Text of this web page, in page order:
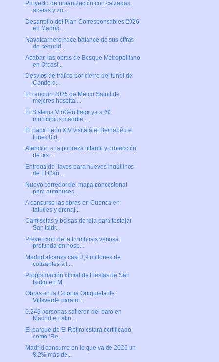
Proyecto de urbanización con calzadas,
aceras y zo...
Desarrollo del Plan Corresponsables 2026
en Madrid...
Navalcarnero hace balance de sus cifras
de segurid...
Acaban las obras de Bosque Metropolitano
en Orcasi...
Desvíos de tráfico por cierre del túnel de
Conde d...
El ranquin 2025 de Merco Salud de
mejores hospital...
El Sistema VioGén llega ya a 60
municipios madrile...
El papa León XIV visitará el Bernabéu el
lunes 8 d...
Atención a la pobreza infantil y protección
de las...
Entrega de llaves para nuevos inquilinos
de El Cañ...
Nuevo corredor del mapa concesional
para autobuses...
A concurso las obras en Cuenca en
taludes y drenaj...
Camisetas y bolsas de tela para festejar
San Isidr...
Prevención de la trombosis venosa
profunda en hosp...
Madrid alcanza casi 3,9 millones de
cotizantes a l...
Programación oficial de Fiestas de San
Isidro en M...
Obras en la Colonia Oroquieta de
Villaverde para m...
6.249 personas salieron del paro en
Madrid en abri...
El parque de El Retiro estará certificado
como ‘Re...
Madrid consume en lo que va de 2026 un
8,2% más de...